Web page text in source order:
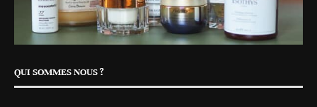
QUI SOMMES NOUS ?